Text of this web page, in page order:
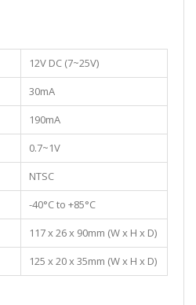
12V DC (7~25V)
30mA
190mA
0.7~1V
NTSC
-40°C to +85°C
117 x 26 x 90mm (W x H x D)
125 x 20 x 35mm (W x H x D)